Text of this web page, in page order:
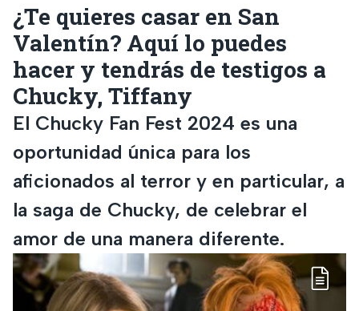
¿Te quieres casar en San
Valentín? Aquí lo puedes
hacer y tendrás de testigos a
Chucky, Tiffany
El Chucky Fan Fest 2024 es una
oportunidad única para los
aficionados al terror y en particular, a
la saga de Chucky, de celebrar el
amor de una manera diferente.